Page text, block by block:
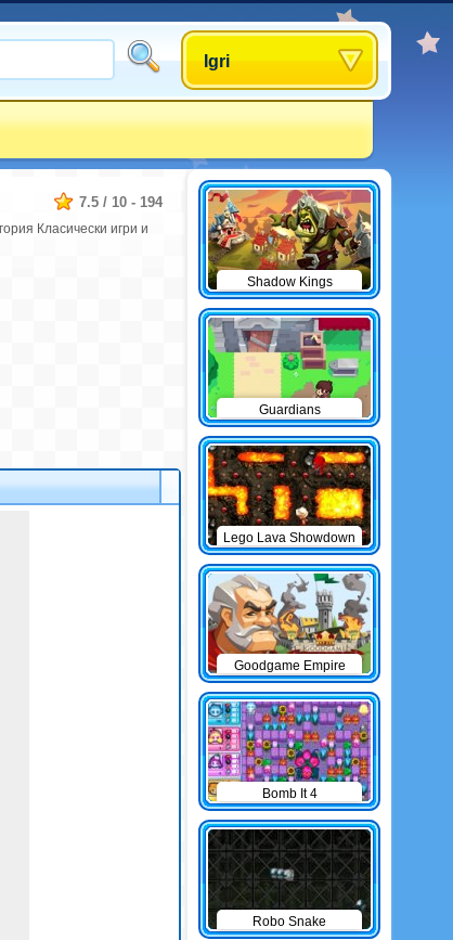
Igri
7.5 / 10 - 194
Класически игри и
Shadow Kings
Guardians
Lego Lava Showdown
Goodgame Empire
Bomb It 4
Robo Snake